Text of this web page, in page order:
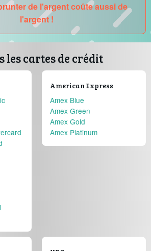
de l'argent coûte aussi de
l'argent !
les cartes de crédit
American Express
Amex Blue
Amex Green
Amex Gold
Amex Platinum